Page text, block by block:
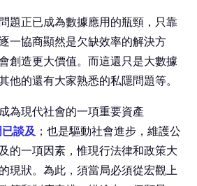
題正已成為數據應用的瓶頸，只靠
一協商顯然是欠缺效率的解決方
創造更大價值。而這還只是大數據
他的還有大家熟悉的私隱問題等。
為現代社會的一項重要資產
談及 ；也是驅動社會進步，維護公
的一項因素，惟現行法律和政策大
現狀。為此，須當局必須從宏觀上